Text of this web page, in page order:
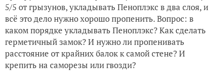
5/5 от грызунов, укладывать Пеноплэкс в два слоя, и
всё это дело нужно хорошо пропенить. Вопрос: в
каком порядке укладывать Пеноплэкс? Как сделать
герметичный замок? И нужно ли пропенивать
расстояние от крайних балок к самой стене? И
крепить на саморезы или гвозди?